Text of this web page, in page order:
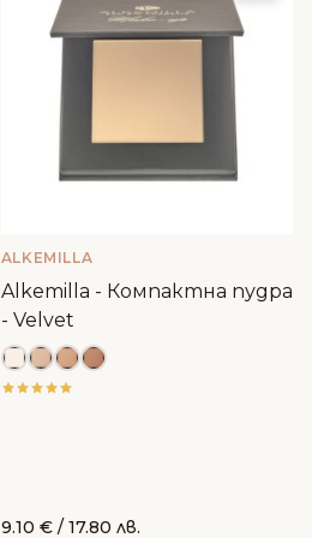
ALKEMILLA
Alkemilla - Компактна пудра
- Velvet
9.10 €/ 17.80 лв.